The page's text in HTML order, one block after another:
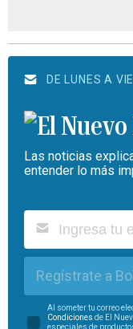
DE LUNES A
Las noticias
entender lo más
Regístrate a
Al someter tu correo
Condiciones de El
especiales de